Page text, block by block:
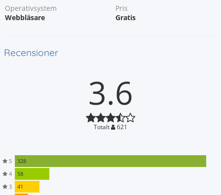
Operativsystem
Webbläsare
Pris
Gratis
Recensioner
3.6
Totalt 621
5
328
4
58
3
41